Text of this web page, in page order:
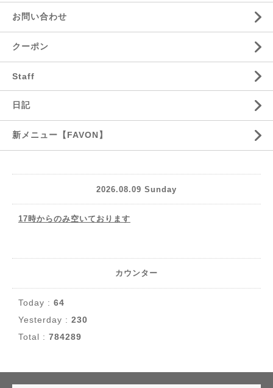
お問い合わせ
クーポン
Staff
日記
新メニュー【FAVON】
2026.08.09 Sunday
17時からのみ空いております
カウンター
Today : 64
Yesterday : 230
Total : 784289